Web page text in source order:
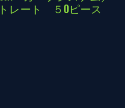
レート ５0ピース